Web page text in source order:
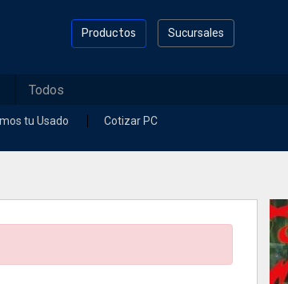
Sucursales
Productos
tu Usado Cotizar PC